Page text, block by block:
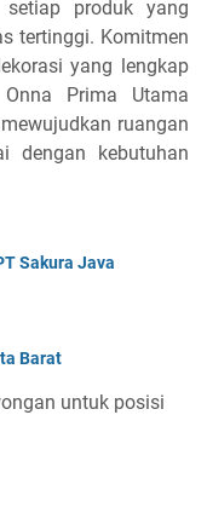
produk yang
tertinggi. Komitmen
yang lengkap
Prima Utama
ruangan
dengan kebutuhan
Sakura Java
Barat
untuk posisi